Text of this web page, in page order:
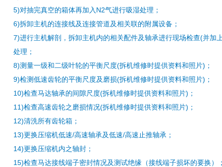
5)对抽完真空的箱体再加入N2气进行吸湿处理；
6)拆卸主机的连接线及连接管道及相关联的附属设备；
7)进行主机解剖，拆卸主机内的相关配件及轴承进行现场检查(并加
处理；
8)测量一级和二级叶轮的平衡尺度(拆机维修时提供资料和照片)；
9)检测低速齿轮的平衡尺度及磨损(拆机维修时提供资料和照片)；
10)检查马达轴承的间隙尺度(拆机维修时提供资料和照片)；
11)检查高速齿轮之磨损情况(拆机维修时提供资料和照片)；
12)清洗所有齿轮箱；
13)更换压缩机低速/高速轴承及低速/高速止推轴承；
14)更换压缩机内之轴封；
15)检查马达接线端子密封情况及测试绝缘（接线端子损坏的要换）